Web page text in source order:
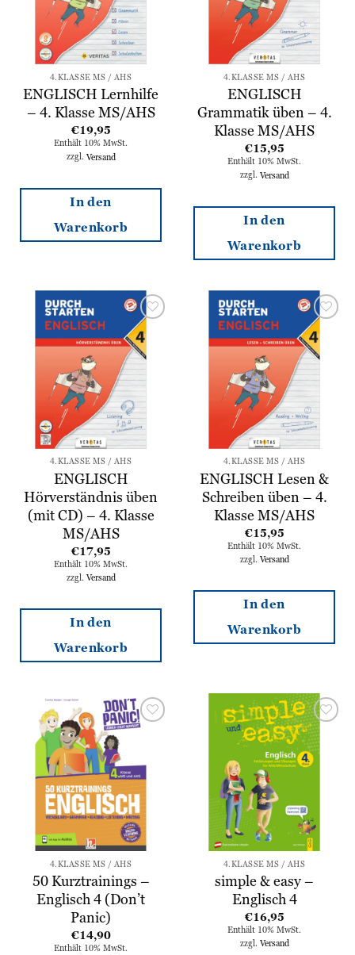
4.KLASSE MS / AHS
ENGLISCH Lernhilfe
– 4. Klasse MS/AHS
€19,95
Enthält 10% MwSt.
zzgl. Versand
In den
Warenkorb
4.KLASSE MS / AHS
ENGLISCH
Grammatik üben – 4.
Klasse MS/AHS
€15,95
Enthält 10% MwSt.
zzgl. Versand
In den
Warenkorb
Zur
Wunschliste
hinzufügen
4.KLASSE MS / AHS
ENGLISCH
Hörverständnis üben
(mit CD) – 4. Klasse
MS/AHS
€17,95
Enthält 10% MwSt.
zzgl. Versand
In den
Warenkorb
Zur
Wunschliste
hinzufügen
4.KLASSE MS / AHS
ENGLISCH Lesen &
Schreiben üben – 4.
Klasse MS/AHS
€15,95
Enthält 10% MwSt.
zzgl. Versand
In den
Warenkorb
Zur
Wunschliste
hinzufügen
4.KLASSE MS / AHS
50 Kurztrainings –
Englisch 4 (Don’t
Panic)
€14,90
Enthält 10% MwSt.
Zur
Wunschliste
hinzufügen
4.KLASSE MS / AHS
simple & easy –
Englisch 4
€16,95
Enthält 10% MwSt.
zzgl. Versand